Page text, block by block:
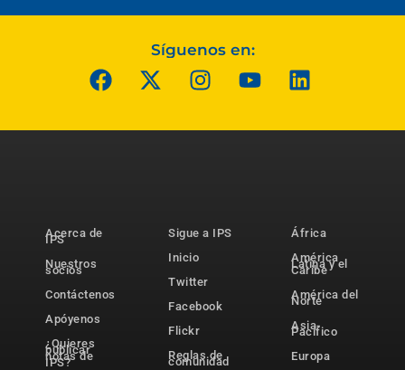
Síguenos en:
Acerca de
IPS
Nuestros
socios
Contáctenos
Apóyenos
¿Quieres
publicar
notas de
IPS?
Sigue a IPS
Inicio
Twitter
Facebook
Flickr
Reglas de
comunidad
África
América
Latina y el
Caribe
América del
Norte
Asia-
Pacífico
Europa